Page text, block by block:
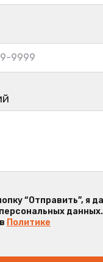
“Отправить”, я
Политике